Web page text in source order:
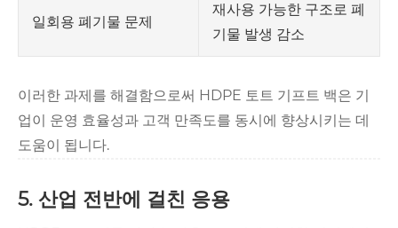
일회용 폐기물 문제
재사용 가능한 구조로 폐
기물 발생 감소
이러한 과제를 해결함으로써 HDPE 토트 기프트 백은 기
업이 운영 효율성과 고객 만족도를 동시에 향상시키는 데
도움이 됩니다.
5. 산업 전반에 걸친 응용